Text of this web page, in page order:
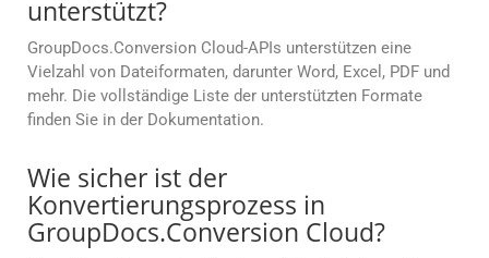
unterstützt?
GroupDocs.Conversion Cloud-APIs unterstützen eine
Vielzahl von Dateiformaten, darunter Word, Excel, PDF und
mehr. Die vollständige Liste der unterstützten Formate
finden Sie in der Dokumentation.
Wie sicher ist der
Konvertierungsprozess in
GroupDocs.Conversion Cloud?